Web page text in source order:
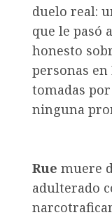
duelo real:
que le pasó a
honesto
personas en
tomadas
ninguna
Rue muere
adulterado